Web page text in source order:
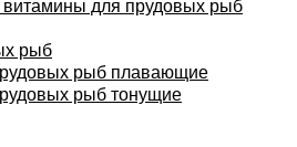
витамины для прудовых рыб
рыб
рыб плавающие
рыб тонущие